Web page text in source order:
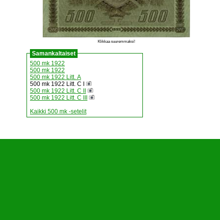
Klikkaa suuremmaksi!
Samankaltaiset
500 mk 1922
500 mk 1922
500 mk 1922 Litt. A
500 mk 1922 Litt. C I
500 mk 1922 Litt. C II
500 mk 1922 Litt. C III
Kaikki 500 mk -setelit